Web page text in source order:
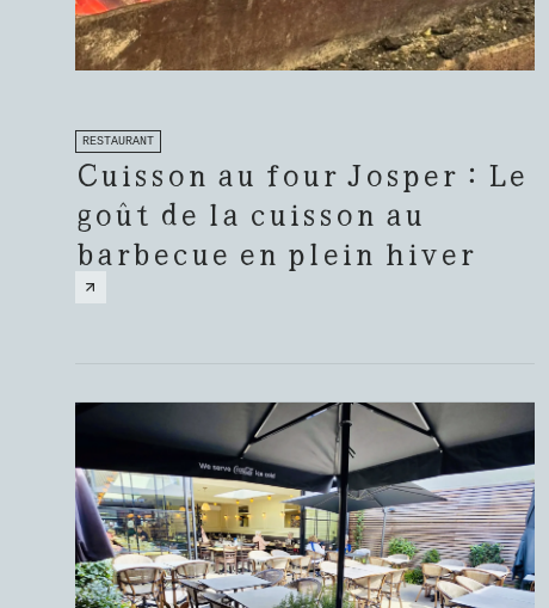
RESTAURANT
Cuisson au four Josper : Le
goût de la cuisson au
barbecue en plein hiver